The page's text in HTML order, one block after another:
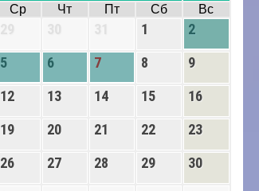
Ср Чт Пт Сб Вс
1
2
5 6 7 8
9
12 13 14 15
16
19 20 21 22
23
26 27 28 29
30